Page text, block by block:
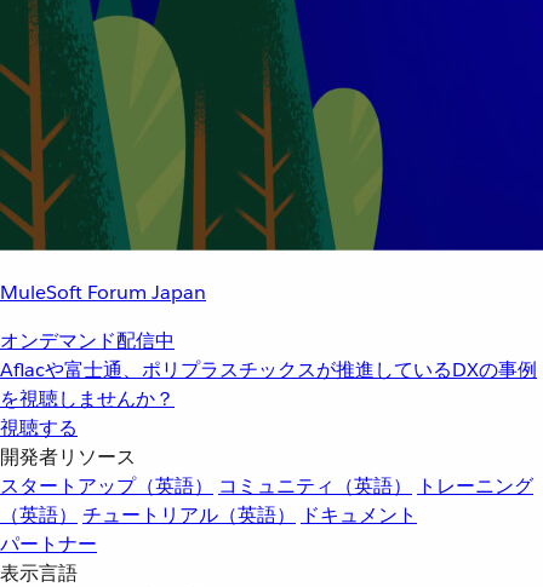
MuleSoft Forum Japan
オンデマンド配信中
Aflacや富士通、ポリプラスチックスが推進しているDXの事例
を視聴しませんか？
視聴する
開発者リソース
スタートアップ（英語）
コミュニティ（英語）
トレーニング
（英語）
チュートリアル（英語）
ドキュメント
パートナー
表示言語